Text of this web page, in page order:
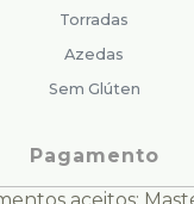
Torradas
Azedas
Sem Glúten
Pagamento